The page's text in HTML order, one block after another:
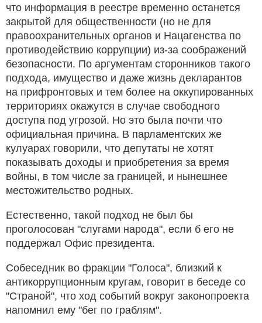
что информация в реестре временно останется
закрытой для общественности (но не для
правоохранительных органов и Нацагенства по
противодействию коррупции) из-за соображений
безопасности. По аргументам сторонников такого
подхода, имущество и даже жизнь декларантов
на прифронтовых и тем более на оккупированных
территориях окажутся в случае свободного
доступа под угрозой. Но это была почти что
официальная причина. В парламентских же
кулуарах говорили, что депутаты не хотят
показывать доходы и приобретения за время
войны, в том числе за границей, и нынешнее
местожительство родных.
Естественно, такой подход не был бы
проголосован "слугами народа", если б его не
поддержал Офис президента.
Собеседник во фракции "Голоса", близкий к
антикоррупционным кругам, говорит в беседе со
"Страной", что ход событий вокруг законопроекта
напомнил ему "бег по граблям".